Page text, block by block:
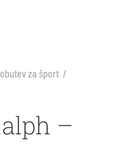
za šport /
–